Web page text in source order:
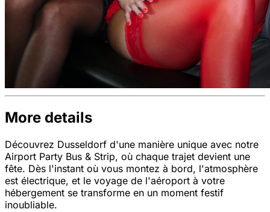
More details
Découvrez Dusseldorf d'une manière unique avec notre
Airport Party Bus & Strip, où chaque trajet devient une
fête. Dès l'instant où vous montez à bord, l'atmosphère
est électrique, et le voyage de l'aéroport à votre
hébergement se transforme en un moment festif
inoubliable.